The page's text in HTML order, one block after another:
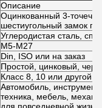
Описание
Оцинкованный 3-
шестиугольный замок
Углеродистая сталь,
M5-M27
Din, ISO или на заказ
Простой, цинковый,
Класс 8, 10 или другой
Автомобиль,
техника, мебель,